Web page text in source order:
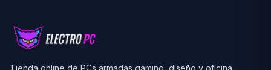
Tienda online de PCs armadas gaming, diseño y oficina.